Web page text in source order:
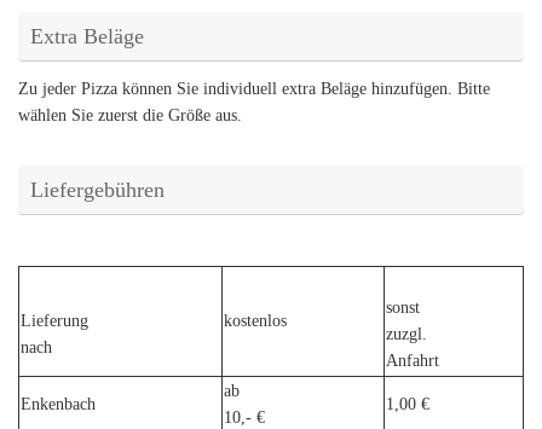
Extra Beläge
Zu jeder Pizza können Sie individuell extra Beläge hinzufügen. Bitte
wählen Sie zuerst die Größe aus.
Liefergebühren
Lieferung
nach
kostenlos
sonst
zuzgl.
Anfahrt
Enkenbach
ab
10,- €
1,00 €